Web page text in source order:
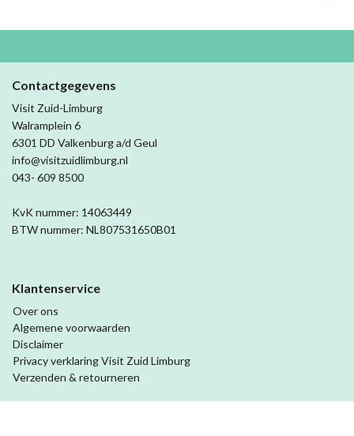
Contactgegevens
Visit Zuid-Limburg
Walramplein 6
6301 DD Valkenburg a/d Geul
info@visitzuidlimburg.nl
043- 609 8500
KvK nummer: 14063449
BTW nummer: NL807531650B01
Klantenservice
Over ons
Algemene voorwaarden
Disclaimer
Privacy verklaring Visit Zuid Limburg
Verzenden & retourneren